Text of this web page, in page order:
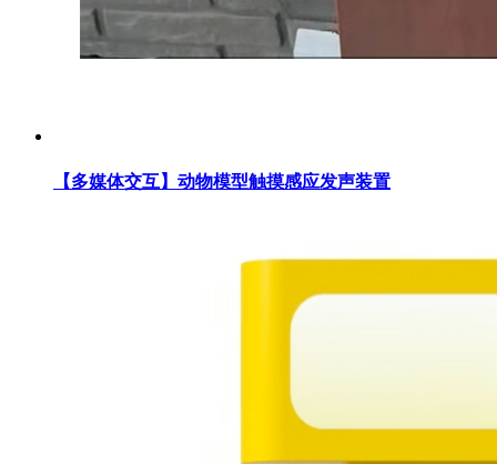
【多媒体交互】动物模型触摸感应发声装置